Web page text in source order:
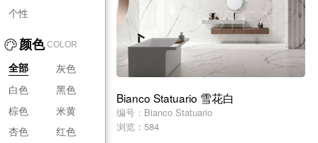
个性
颜色 COLOR
全部
灰色
白色
黑色
棕色
米黄
杏色
红色
Bianco Statuario 雪花白
编号：Bianco Statuario
浏览：584